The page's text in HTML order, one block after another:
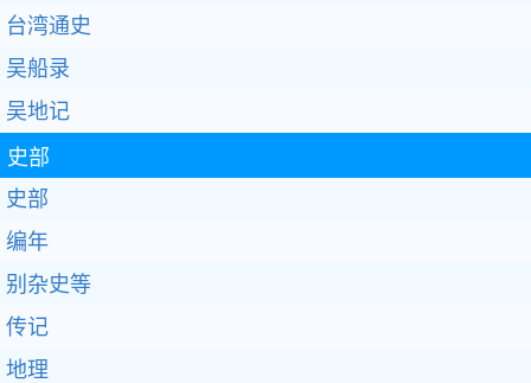
台湾通史
吴船录
吴地记
史部
史部
编年
别杂史等
传记
地理